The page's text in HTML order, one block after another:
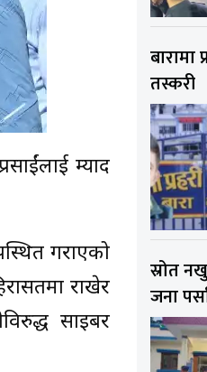
म्याद
गराएको
राखेर
साइबर
बारामा
तस्करी
स्रोत
जना